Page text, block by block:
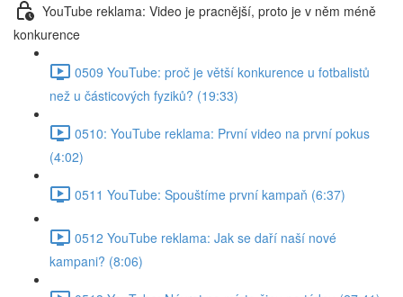
YouTube reklama: Video je pracnější, proto je v něm méně
konkurence
0509 YouTube: proč je větší konkurence u fotbalistů
než u částicových fyziků? (19:33)
0510: YouTube reklama: První video na první pokus
(4:02)
0511 YouTube: Spouštíme první kampaň (6:37)
0512 YouTube reklama: Jak se daří naší nové
kampani? (8:06)